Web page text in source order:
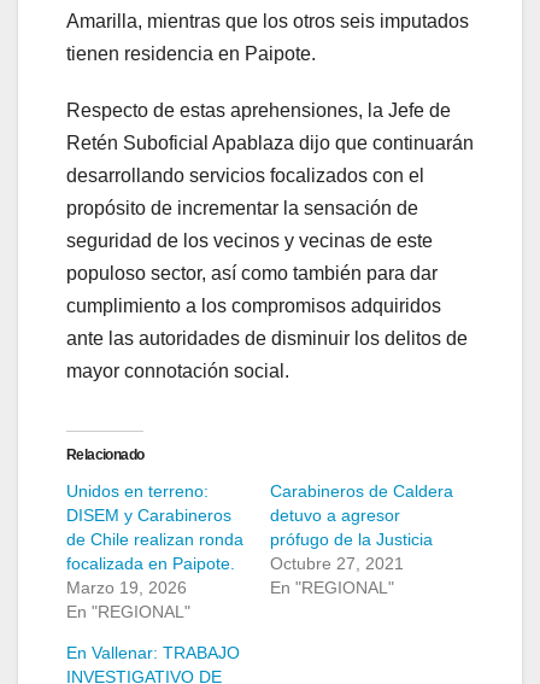
Amarilla, mientras que los otros seis imputados
tienen residencia en Paipote.
Respecto de estas aprehensiones, la Jefe de
Retén Suboficial Apablaza dijo que continuarán
desarrollando servicios focalizados con el
propósito de incrementar la sensación de
seguridad de los vecinos y vecinas de este
populoso sector, así como también para dar
cumplimiento a los compromisos adquiridos
ante las autoridades de disminuir los delitos de
mayor connotación social.
Relacionado
Unidos en terreno:
DISEM y Carabineros
de Chile realizan ronda
focalizada en Paipote.
Marzo 19, 2026
En "REGIONAL"
Carabineros de Caldera
detuvo a agresor
prófugo de la Justicia
Octubre 27, 2021
En "REGIONAL"
En Vallenar: TRABAJO
INVESTIGATIVO DE